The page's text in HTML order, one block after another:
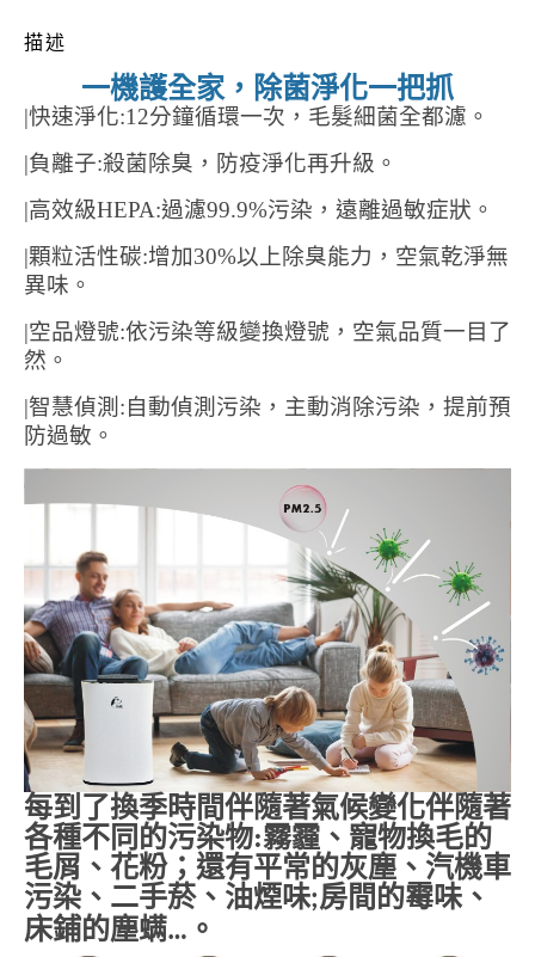
描述
一機護全家，除菌淨化一把抓
|快速淨化:12分鐘循環一次，毛髮細菌全都濾。
|負離子:殺菌除臭，防疫淨化再升級。
|高效級HEPA:過濾99.9%污染，遠離過敏症狀。
|顆粒活性碳:增加30%以上除臭能力，空氣乾淨無
異味。
|空品燈號:依污染等級變換燈號，空氣品質一目了
然。
|智慧偵測 :自動偵測污染，主動消除污染，提前預
防過敏。
每到了換季時間伴隨著氣候變化伴隨著
各種不同的污染物:霧霾、寵物換毛的
毛屑、花粉；還有平常的灰塵、汽機車
污染、二手菸、油煙味;房間的霉味、
床鋪的塵螨… 。